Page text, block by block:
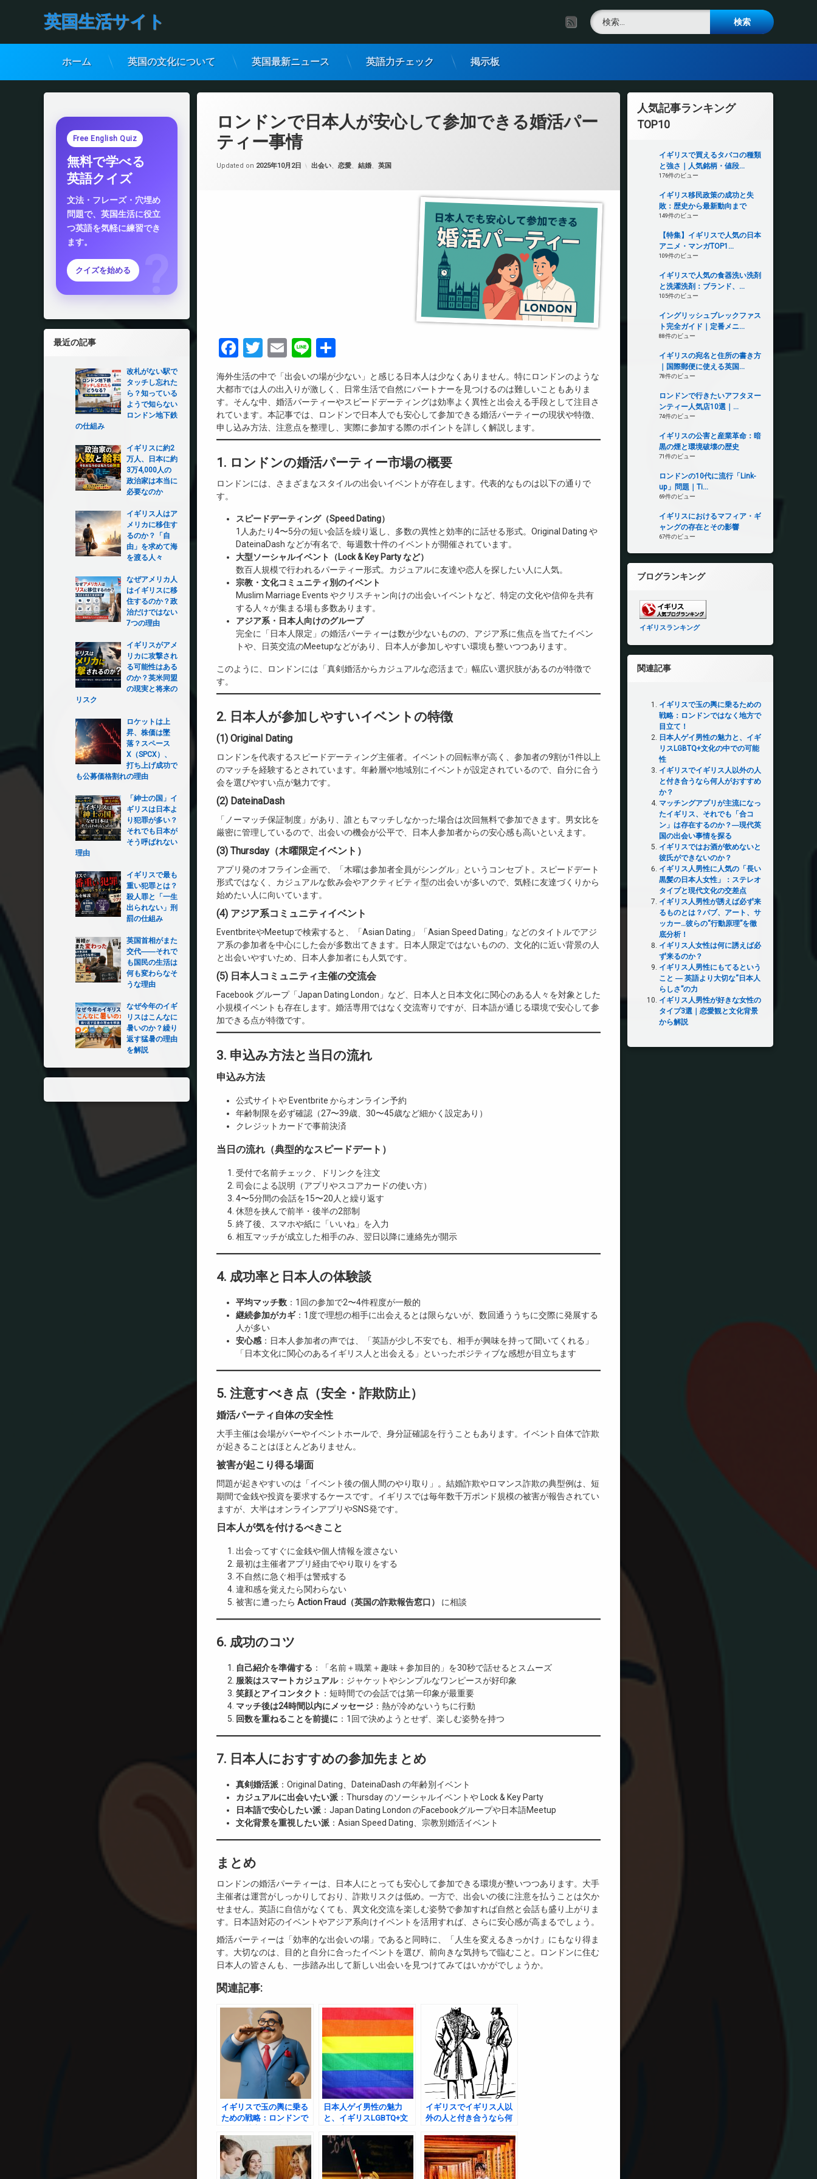
コ
英国生活サイト RSS検索:
ホーム 英国の文化について 英国最新ニュース 英語力チェック 掲示板
ロンドンで日本人が安心して参加できる婚活パー
ティー事情
Updated on 2025年10月2日 カテゴリー:
出会い、 恋愛、 結婚、 英国
Facebook
Twitter
Email
Line
有
海外生活の中で「出会いの場が少ない」と感じる日本人は少なくありません。特にロンドンのような
大都市では人の出入りが激しく、日常生活で自然にパートナーを見つけるのは難しいこともありま
す。そんな中、婚活パーティーやスピードデーティングは効率よく異性と出会える手段として注目さ
れています。本記事では、ロンドンで日本人でも安心して参加できる婚活パーティーの現状や特徴、
申し込み方法、注意点を整理し、実際に参加する際のポイントを詳しく解説します。
1. ロンドンの婚活パーティー市場の概要
ロンドンには、さまざまなスタイルの出会いイベントが存在します。代表的なものは以下の通りで
す。
スピードデーティング（Speed Dating）
1人あたり4〜5分の短い会話を繰り返し、多数の異性と効率的に話せる形式。Original Dating や
DateinaDash などが有名で、毎週数十件のイベントが開催されています。
大型ソーシャルイベント（Lock & Key Party など）
数百人規模で行われるパーティー形式。カジュアルに友達や恋人を探したい人に人気。
宗教・文化コミュニティ別のイベント
Muslim Marriage Events やクリスチャン向けの出会いイベントなど、特定の文化や信仰を共有
する人々が集まる場も多数あります。
アジア系・日本人向けのグループ
完全に「日本人限定」の婚活パーティーは数が少ないものの、アジア系に焦点を当てたイベン
トや、日英交流のMeetupなどがあり、日本人が参加しやすい環境も整いつつあります。
このように、ロンドンには「真剣婚活からカジュアルな恋活まで」幅広い選択肢があるのが特徴で
す。
2. 日本人が参加しやすいイベントの特徴
(1) Original Dating
ロンドンを代表するスピードデーティング主催者。イベントの回転率が高く、参加者の9割が1件以上
のマッチを経験するとされています。年齢層や地域別にイベントが設定されているので、自分に合う
会を選びやすい点が魅力です。
(2) DateinaDash
「ノーマッチ保証制度」があり、誰ともマッチしなかった場合は次回無料で参加できます。男女比を
厳密に管理しているので、出会いの機会が公平で、日本人参加者からの安心感も高いといえます。
(3) Thursday（木曜限定イベント）
アプリ発のオフライン企画で、「木曜は参加者全員がシングル」というコンセプト。スピードデート
形式ではなく、カジュアルな飲み会やアクティビティ型の出会いが多いので、気軽に友達づくりから
始めたい人に向いています。
(4) アジア系コミュニティイベント
EventbriteやMeetupで検索すると、「Asian Dating」「Asian Speed Dating」などのタイトルでアジ
ア系の参加者を中心にした会が多数出てきます。日本人限定ではないものの、文化的に近い背景の人
と出会いやすいため、日本人参加者にも人気です。
(5) 日本人コミュニティ主催の交流会
Facebook グループ「Japan Dating London」など、日本人と日本文化に関心のある人々を対象とした
小規模イベントも存在します。婚活専用ではなく交流寄りですが、日本語が通じる環境で安心して参
加できる点が特徴です。
3. 申込み方法と当日の流れ
申込み方法
公式サイトや Eventbrite からオンライン予約
年齢制限を必ず確認（27〜39歳、30〜45歳など細かく設定あり）
クレジットカードで事前決済
当日の流れ（典型的なスピードデート）
受付で名前チェック、ドリンクを注文
司会による説明（アプリやスコアカードの使い方）
4〜5分間の会話を15〜20人と繰り返す
休憩を挟んで前半・後半の2部制
終了後、スマホや紙に「いいね」を入力
相互マッチが成立した相手のみ、翌日以降に連絡先が開示
4. 成功率と日本人の体験談
平均マッチ数 ：1回の参加で2〜4件程度が一般的
継続参加がカギ：1度で理想の相手に出会えるとは限らないが、数回通ううちに交際に発展する
人が多い
安心感 ：日本人参加者の声では、「英語が少し不安でも、相手が興味を持って聞いてくれる」
「日本文化に関心のあるイギリス人と出会える」といったポジティブな感想が目立ちます
5. 注意すべき点（安全・詐欺防止）
婚活パーティ自体の安全性
大手主催は会場がバーやイベントホールで、身分証確認を行うこともあります。イベント自体で詐欺
が起きることはほとんどありません。
被害が起こり得る場面
問題が起きやすいのは「イベント後の個人間のやり取り」。結婚詐欺やロマンス詐欺の典型例は、短
期間で金銭や投資を要求するケースです。イギリスでは毎年数千万ポンド規模の被害が報告されてい
ますが、大半はオンラインアプリやSNS発です。
日本人が気を付けるべきこと
出会ってすぐに金銭や個人情報を渡さない
最初は主催者アプリ経由でやり取りをする
不自然に急ぐ相手は警戒する
違和感を覚えたら関わらない
被害に遭ったら Action Fraud（英国の詐欺報告窓口） に相談
6. 成功のコツ
自己紹介を準備する ：「名前＋職業＋趣味＋参加目的」を30秒で話せるとスムーズ
服装はスマートカジュアル：ジャケットやシンプルなワンピースが好印象
笑顔とアイコンタクト ：短時間での会話では第一印象が最重要
マッチ後は24時間以内にメッセージ ：熱が冷めないうちに行動
回数を重ねることを前提に ：1回で決めようとせず、楽しむ姿勢を持つ
7. 日本人におすすめの参加先まとめ
真剣婚活派 ：Original Dating、DateinaDash の年齢別イベント
カジュアルに出会いたい派 ：Thursday のソーシャルイベントや Lock & Key Party
日本語で安心したい派 ：Japan Dating London のFacebookグループや日本語Meetup
文化背景を重視したい派 ：Asian Speed Dating、宗教別婚活イベント
まとめ
ロンドンの婚活パーティーは、日本人にとっても安心して参加できる環境が整いつつあります。大手
主催者は運営がしっかりしており、詐欺リスクは低め。一方で、出会いの後に注意を払うことは欠か
せません。英語に自信がなくても、異文化交流を楽しむ姿勢で参加すれば自然と会話も盛り上がりま
す。日本語対応のイベントやアジア系向けイベントを活用すれば、さらに安心感が高まるでしょう。
婚活パーティーは「効率的な出会いの場」であると同時に、「人生を変えるきっかけ」にもなり得ま
す。大切なのは、目的と自分に合ったイベントを選び、前向きな気持ちで臨むこと。ロンドンに住む
日本人の皆さんも、一歩踏み出して新しい出会いを見つけてみてはいかがでしょうか。
関連記事:
イギリスで玉の輿に乗る
ための戦略：ロンドンで
日本人ゲイ男性の魅力
と、イギリスLGBTQ+文
イギリスでイギリス人以
外の人と付き合うなら何
Free English Quiz
無料で学べる
英語クイズ
文法・フレーズ・穴埋め
問題で、英国生活に役立
つ英語を気軽に練習でき
ます。
クイズを始める
最近の記事
改札がない駅で
タッチし忘れた
ら？知っている
ようで知らない
ロンドン地下鉄
の仕組み
イギリスに約2
万人、日本に約
3万4,000人の
政治家は本当に
必要なのか
イギリス人はア
メリカに移住す
るのか？「自
由」を求めて海
を渡る人々
なぜアメリカ人
はイギリスに移
住するのか？政
治だけではない
7つの理由
イギリスがアメ
リカに攻撃され
る可能性はある
のか？英米同盟
の現実と将来の
リスク
ロケットは上
昇、株価は墜
落？スペース
X（SPCX）、
打ち上げ成功で
も公募価格割れの理由
「紳士の国」イ
ギリスは日本よ
り犯罪が多い？
それでも日本が
そう呼ばれない
理由
イギリスで最も
重い犯罪とは？
殺人罪と「一生
出られない」刑
罰の仕組み
英国首相がまた
交代――それで
も国民の生活は
何も変わらなそ
うな理由
なぜ今年のイギ
リスはこんなに
暑いのか？繰り
返す猛暑の理由
を解説
人気記事ランキング
TOP10
イギリスで買えるタバコの種類
と強さ｜人気銘柄・値段...
176件のビュー
イギリス移民政策の成功と失
敗：歴史から最新動向まで
149件のビュー
【特集】イギリスで人気の日本
アニメ・マンガTOP1...
109件のビュー
イギリスで人気の食器洗い洗剤
と洗濯洗剤：ブランド、...
105件のビュー
イングリッシュブレックファス
ト完全ガイド｜定番メニ...
88件のビュー
イギリスの宛名と住所の書き方
｜国際郵便に使える英国...
78件のビュー
ロンドンで行きたいアフタヌー
ンティー人気店10選｜...
74件のビュー
イギリスの公害と産業革命：暗
黒の煙と環境破壊の歴史
71件のビュー
ロンドンの10代に流行「Link-
up」問題｜Ti...
69件のビュー
イギリスにおけるマフィア・ギ
ャングの存在とその影響
67件のビュー
ブログランキング
イギリスランキング
関連記事
イギリスで玉の輿に乗るための
戦略：ロンドンではなく地方で
目立て！
日本人ゲイ男性の魅力と、イギ
リスLGBTQ+文化の中での可能
性
イギリスでイギリス人以外の人
と付き合うなら何人がおすすめ
か？
マッチングアプリが主流になっ
たイギリス、それでも「合コ
ン」は存在するのか？―現代英
国の出会い事情を探る
イギリスではお酒が飲めないと
彼氏ができないのか？
イギリス人男性に人気の「長い
黒髪の日本人女性」：ステレオ
タイプと現代文化の交差点
イギリス人男性が誘えば必ず来
るものとは？パブ、アート、サ
ッカー…彼らの“行動原理”を徹
底分析！
イギリス人女性は何に誘えば必
ず来るのか？
イギリス人男性にもてるという
こと ― 英語より大切な“日本人
らしさ”の力
イギリス人男性が好きな女性の
タイプ3選｜恋愛観と文化背景
から解説